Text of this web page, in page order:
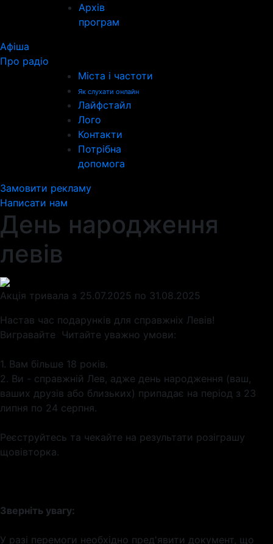
Архів
програм
Афіша
Про радіо
Міста і частоти
Як слухати онлайн
Лайфстайл
Лого
Контакти
Потрібна
допомога
Замовити рекламу
Написати нам
День народження
левів
Акція тривала з 25.07.2025 по 31.08.2025
Настав час подарунків для справжніх Левів!
Вигравайте Читайте уважно умови:
1. Вам більше 18 років.
2. Ви - справжній Лев, адже день народження (ваш,
ваших друзів або близьких) припадає на період з 23
липня по 24 серпня.
Реєструйтесь та чекайте на результати розіграшу
щовівторка.
Зверніть увагу:
У разі перемоги необхідно пред'явити документ, що